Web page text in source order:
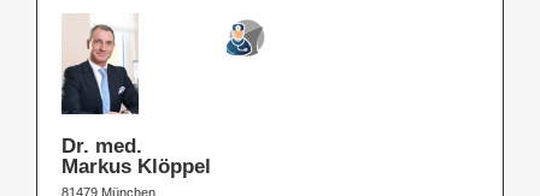
Dr. med.
Markus Klöppel
81479 München